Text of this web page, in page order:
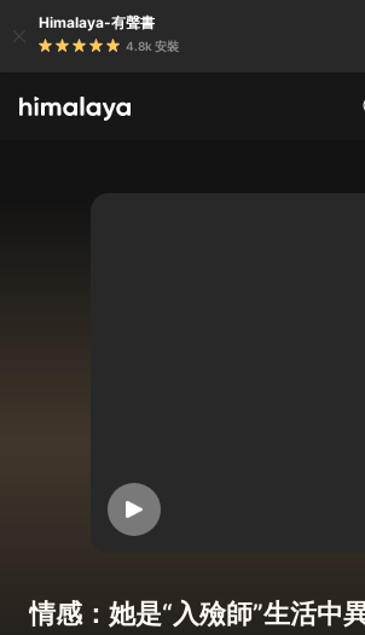
Himalaya-有聲書
4.8k 安裝
情感：她是“入殮師”生活中